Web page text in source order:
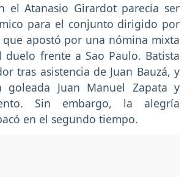
el Atanasio Girardot parecía ser
para el conjunto dirigido por
que apostó por una nómina mixta
duelo frente a Sao Paulo. Batista
tras asistencia de Juan Bauzá, y
goleada Juan Manuel Zapata y
Sin embargo, la alegría
en el segundo tiempo.